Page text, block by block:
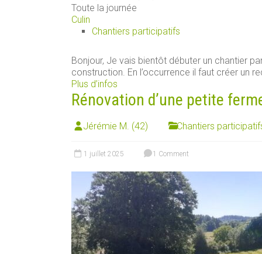
Toute la journée
Culin
Chantiers participatifs
Bonjour, Je vais bientôt débuter un chantier
construction. En l’occurrence il faut créer un
Plus d’infos
Rénovation d’une petite
Jérémie M. (42) Chantiers
1 juillet 2025 1 Comment